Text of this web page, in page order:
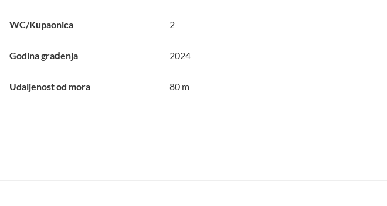
WC/Kupaonica 2
Godina građenja 2024
Udaljenost od mora 80 m